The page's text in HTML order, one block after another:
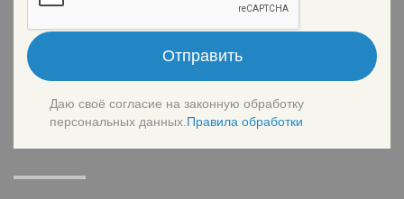
Отправить
Даю своё согласие на законную обработку
персональных данных. Правила обработки